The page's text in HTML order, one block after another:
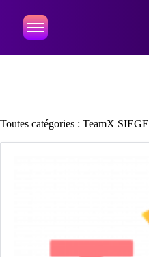
Toutes catégories : TeamX SIEGE